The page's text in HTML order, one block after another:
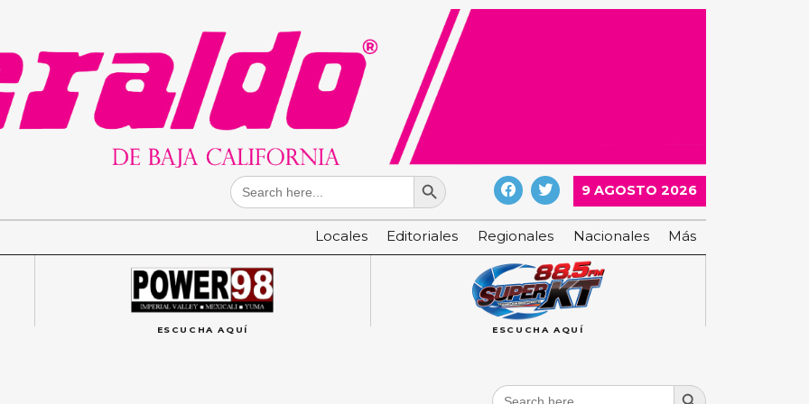
Search
for:
Search Button
9 AGOSTO 2026
Locales Editoriales Regionales Nacionales Más
ESCUCHA AQUÍ ESCUCHA AQUÍ
Search
Search Button